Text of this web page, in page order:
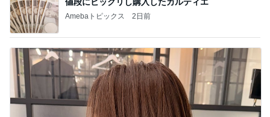
25㎝バッサリカットで素敵な変身
Amebaトピックス
記事を読む
息子の咳で小児科受診の確認不足
Amebaトピックス 1日前